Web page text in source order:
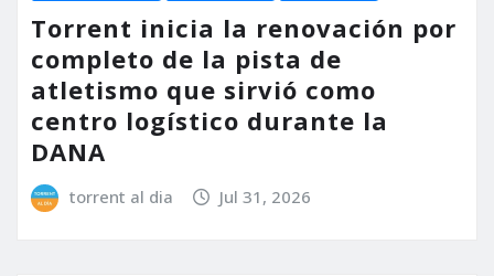
Torrent inicia la renovación por
completo de la pista de
atletismo que sirvió como
centro logístico durante la
DANA
torrent al dia Jul 31, 2026